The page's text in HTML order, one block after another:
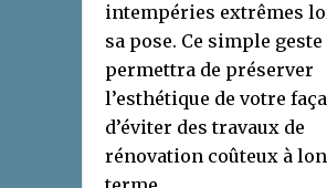
intempéries extrêmes
sa pose. Ce simple geste
permettra de préserver
l’esthétique de votre
d’éviter des travaux de
rénovation coûteux à